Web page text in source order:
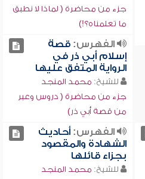
جزء من محاضرة ( لماذا لا نطبق
ما تعلمناه؟!)
الفهرس:قصة
إسلام أبي ذر في
الرواية المتفق عليها
للشيخ: محمد المنجد
جزء من محاضرة ( دروس وعبر
من قصة أبي ذر)
الفهرس:أحاديث
الشهادة والمقصود
بجزاء قائلها
للشيخ: محمد المنجد